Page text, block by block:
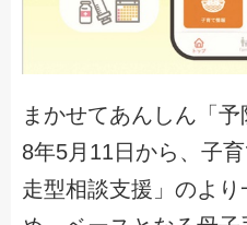
まかせてあんしん「
8年5月11日から、子
走型相談支援」のよ